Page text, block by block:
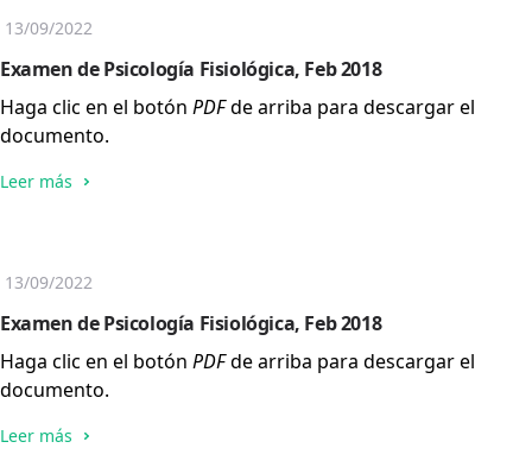
Examen de Psicología Fisiológica, Feb 2018
13/09/2022
Haga clic en el botón PDFde arriba para descargar el
documento.
Leer más
Examen de Psicología Fisiológica, Feb 2018
13/09/2022
Haga clic en el botón PDFde arriba para descargar el
documento.
Leer más